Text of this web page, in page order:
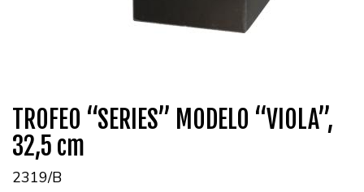
TROFEO “SERIES” MODELO “VIOLA”,
32,5 cm
2319/B